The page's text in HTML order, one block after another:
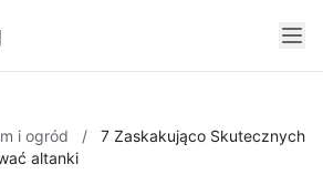
i ogród /
7 Zaskakująco Skutecznych
altanki